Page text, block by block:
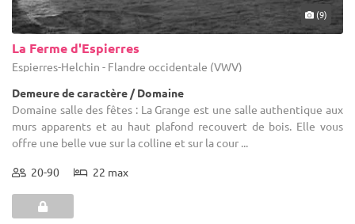
(9)
La Ferme d'Espierres
Espierres-Helchin - Flandre occidentale (VWV)
Demeure de caractère / Domaine
Domaine salle des fêtes : La Grange est une salle authentique aux
murs apparents et au haut plafond recouvert de bois. Elle vous
offre une belle vue sur la colline et sur la cour ...
20-90 22 max